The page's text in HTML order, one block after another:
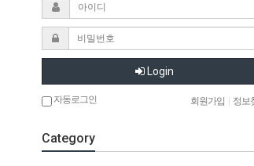
Login
자동로그인 회원가입 정보
Category